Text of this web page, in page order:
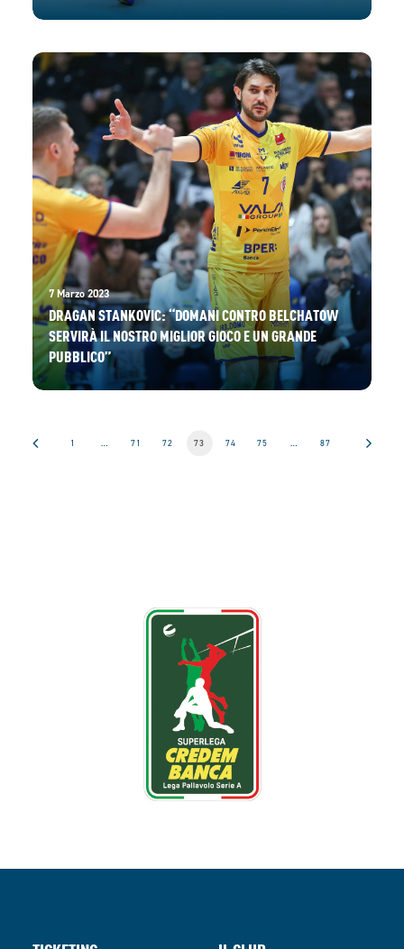
7 Marzo 2023
DRAGAN STANKOVIC: “DOMANI CONTRO BELCHATOW
SERVIRÀ IL NOSTRO MIGLIOR GIOCO E UN GRANDE
PUBBLICO”
1 … 71 72 73 74 75 … 87